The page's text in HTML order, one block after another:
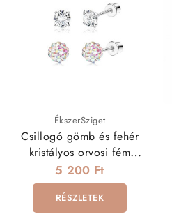
ÉkszerSziget
Csillogó gömb és fehér
kristályos orvosi fém
fülbevaló szett
5 200 Ft
RÉSZLETEK